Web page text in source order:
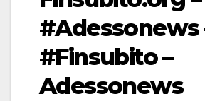
#Adessonews
#Finsubito –
Adessonews